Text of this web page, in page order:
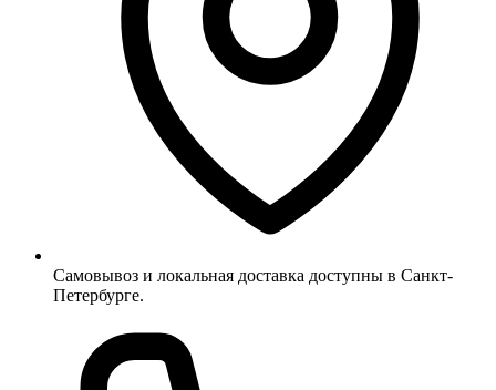
Самовывоз и локальная доставка доступны в Санкт-
Петербурге.